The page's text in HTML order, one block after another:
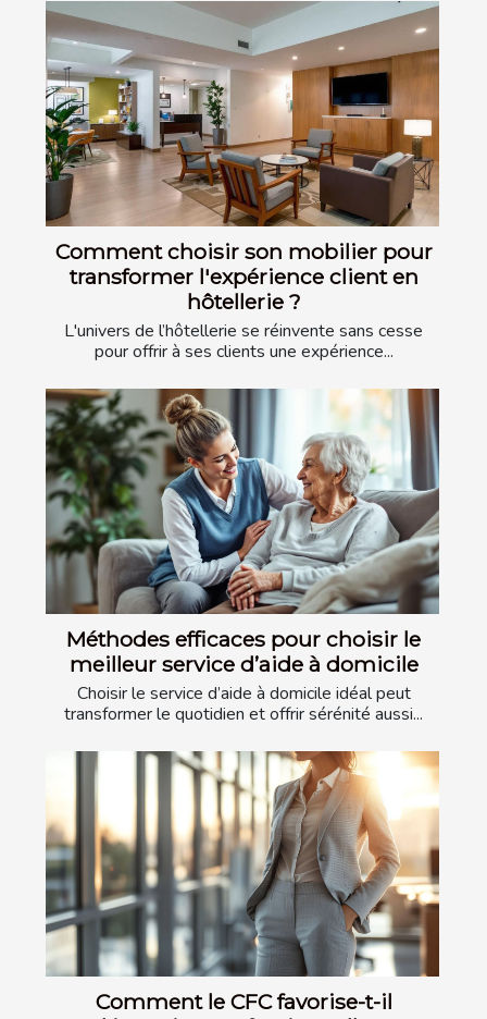
Comment choisir son mobilier pour
transformer l'expérience client en
hôtellerie ?
L'univers de l’hôtellerie se réinvente sans cesse
pour offrir à ses clients une expérience...
Méthodes efficaces pour choisir le
meilleur service d’aide à domicile
Choisir le service d’aide à domicile idéal peut
transformer le quotidien et offrir sérénité aussi...
Comment le CFC favorise-t-il